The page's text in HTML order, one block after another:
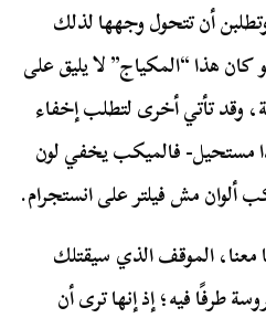
أن تتحول وجهها لذلك
هذا “المكياج” لا يليق على
وقد تأتي أخرى لتطلب إخفاء
مستحيل- فالميكب يخفي لون
ألوان مش فيلتر على انستجرام.
معنا، الموقف الذي سيقتلك
طرفًا فيه؛ إذ إنها ترى أن